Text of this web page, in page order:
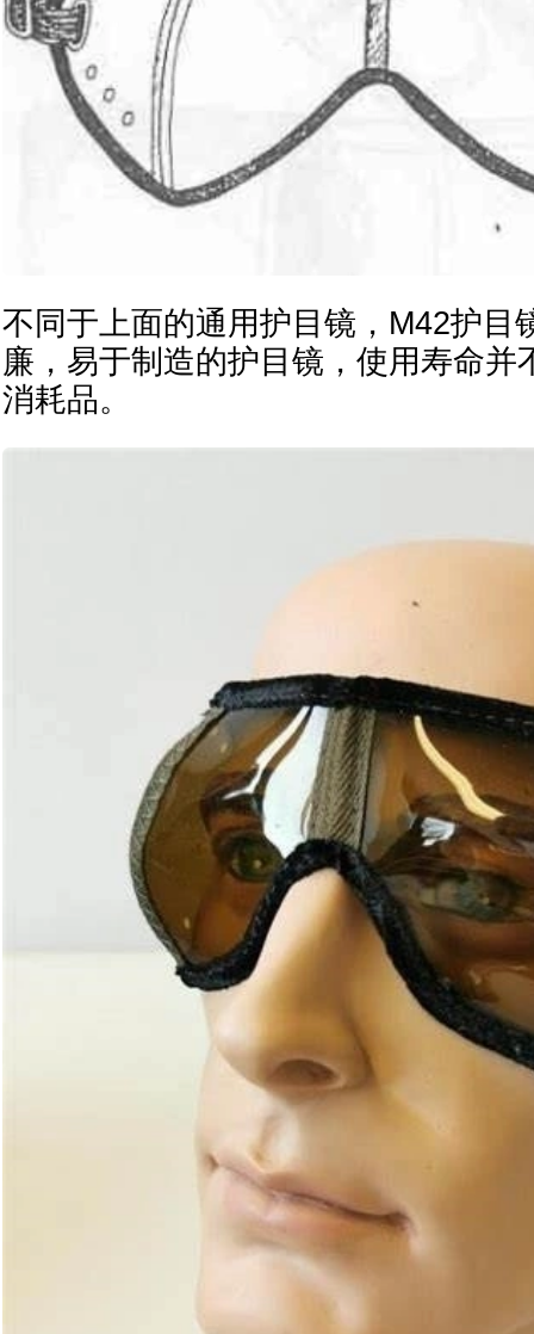
不同于上面的通用护目镜，M42护目
廉，易于制造的护目镜，使用寿命并
消耗品。